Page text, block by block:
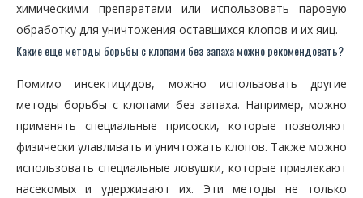
химическими препаратами или использовать паровую
обработку для уничтожения оставшихся клопов и их яиц.
Какие еще методы борьбы с клопами без запаха можно рекомендовать?
Помимо инсектицидов, можно использовать другие
методы борьбы с клопами без запаха. Например, можно
применять специальные присоски, которые позволяют
физически улавливать и уничтожать клопов. Также можно
использовать специальные ловушки, которые привлекают
насекомых и удерживают их. Эти методы не только